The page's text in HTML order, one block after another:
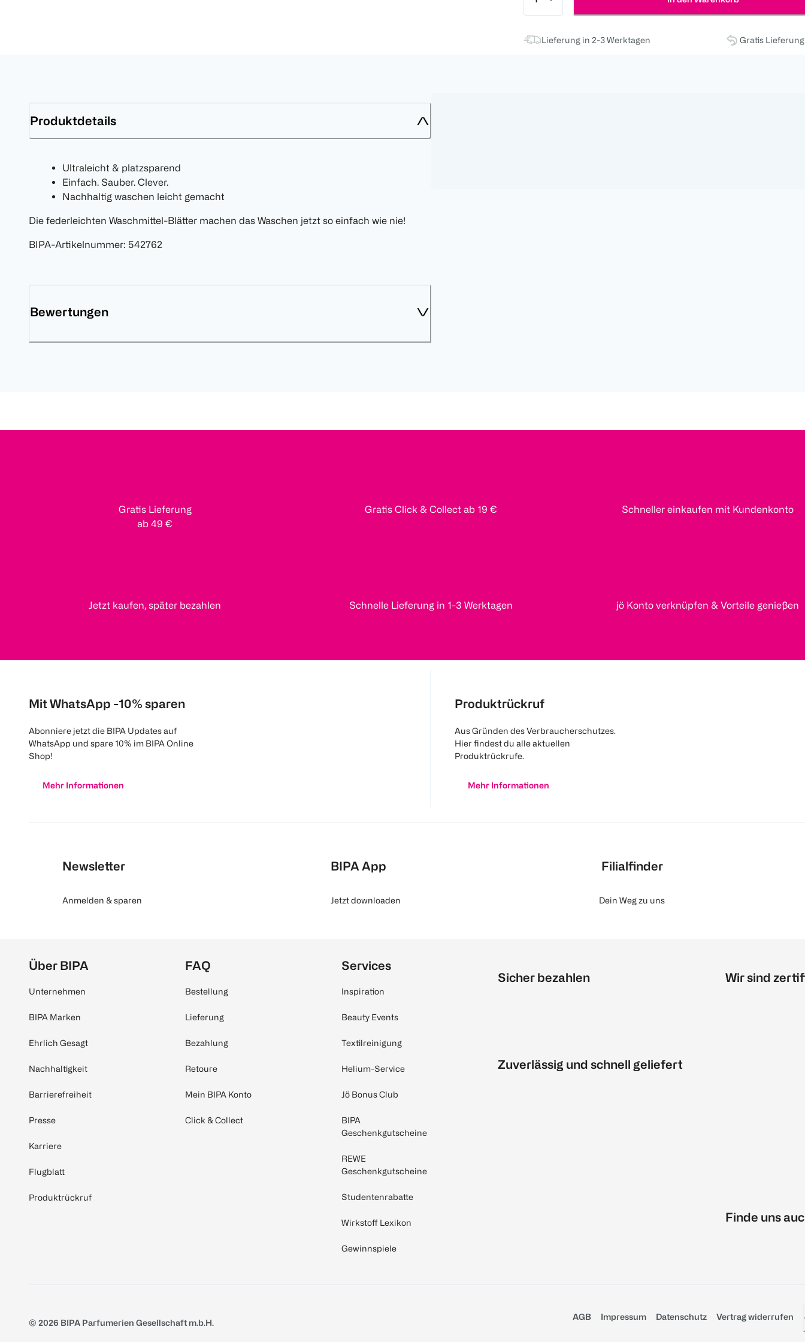
Lieferung in 2-3 Werktagen Gratis
Produktdetails
Ultraleicht & platzsparend
Einfach. Sauber. Clever.
Nachhaltig waschen leicht gemacht
Die federleichten Waschmittel-Blätter machen das Waschen jetzt so einfach wie nie!
BIPA-Artikelnummer: 542762
Bewertungen
Gratis Lieferung
ab 49 €
Gratis Click & Collect ab 19 € Schneller einkaufen mit Kundenkonto
Jetzt kaufen, später bezahlen Schnelle Lieferung in 1-3 Werktagen jö Konto verknüpfen & Vorteile genießen
Mit WhatsApp -10% sparen
Abonniere jetzt die BIPA Updates auf
WhatsApp und spare 10% im BIPA Online
Shop!
Mehr Informationen
Produktrückruf
Aus Gründen des Verbraucherschutzes.
Hier findest du alle aktuellen
Produktrückrufe.
Mehr Informationen
Newsletter
Anmelden & sparen
BIPA App
Jetzt downloaden
Filialfinder
Dein Weg zu uns
Über BIPA
Unternehmen
BIPA Marken
Ehrlich Gesagt
Nachhaltigkeit
Barrierefreiheit
Presse
Karriere
Flugblatt
Produktrückruf
FAQ
Bestellung
Lieferung
Bezahlung
Retoure
Mein BIPA Konto
Click & Collect
Services
Inspiration
Beauty Events
Textilreinigung
Helium-Service
Jö Bonus Club
BIPA
Geschenkgutscheine
REWE
Geschenkgutscheine
Studentenrabatte
Wirkstoff Lexikon
Gewinnspiele
Sicher bezahlen
Zuverlässig und schnell geliefert
Wir sind
Finde uns
© 2026 BIPA Parfumerien Gesellschaft m.b.H.
AGB Impressum Datenschutz Vertrag widerrufen